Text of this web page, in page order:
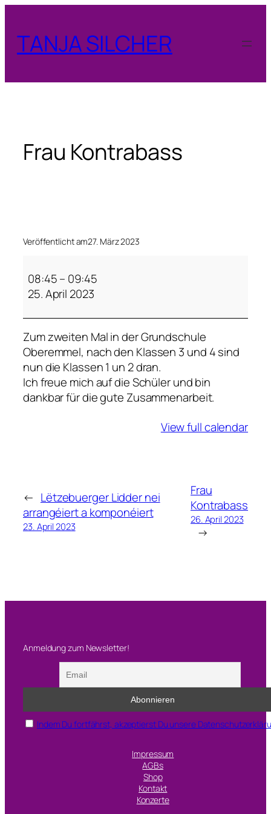
springen
TANJA SILCHER
Frau Kontrabass
Veröffentlicht am27. März 2023
K
o
n
t
r
a
08:45– 09:45
25. April 2023
Zum zweiten Mal in der Grundschule
Oberemmel, nach den Klassen 3 und 4 sind
nun die Klassen 1 un 2 dran.
Ich freue mich auf die Schüler und bin
dankbar für die gute Zusammenarbeit.
View full calendar
← Lëtzebuerger Lidder nei
arrangéiert a komponéiert
23. April 2023
Frau
Kontrabass
26. April 2023
→
Anmeldung zum Newsletter!
Indem Du fortfährst, akzeptierst Du unsere
Impressum
AGBs
Shop
Kontakt
Konzerte